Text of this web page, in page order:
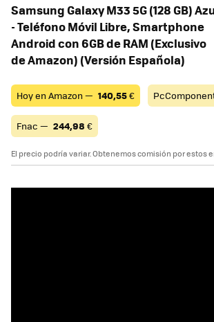
Samsung Galaxy M33 5G (128 GB)
- Teléfono Móvil Libre, Smartphone
Android con 6GB de RAM (Exclusivo
de Amazon) (Versión Española)
Hoy en Amazon — 140,55€
Fnac — 244,98 €
El precio podría variar. Obtenemos comisión por estos